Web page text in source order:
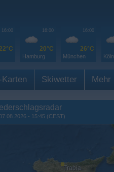
16:00 16:00
20°C
Hamburg
16:00
26°C
München Köln
Skiwetter Mehr
- 15:45 (CEST)
Trabía